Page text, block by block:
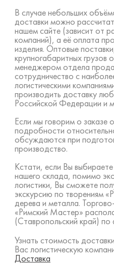
В случае небольших
доставки можно
нашем сайте (зависит от
компаний), а её оплата
изделия. Оптовые
крупногабаритных грузов
менеджером отдела
сотрудничество с
логистическими
производить доставку
Российской Федерации и
Если мы говорим о заказе
подробности
обсуждаются при
производство.
Кстати, если Вы
нашего склада, помимо
логистики, Вы сможете
экскурсию по творениям
дерева и металла.
«Римский Мастер»
(Ставропольский край) по
Узнать стоимость
Вас логистическую
Доставка